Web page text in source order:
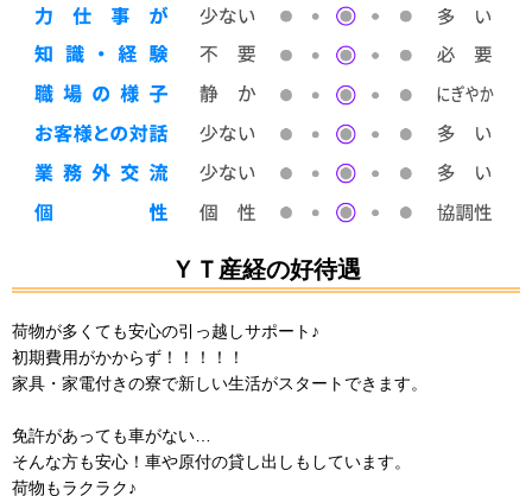
ＹＴ産経の好待遇
荷物が多くても安心の引っ越しサポート♪
初期費用がかからず！！！！！
家具・家電付きの寮で新しい生活がスタートできます。
免許があっても車がない…
そんな方も安心！車や原付の貸し出しもしています。
荷物もラクラク♪